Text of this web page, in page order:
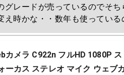
グレードが売っているのでそ
え時かな・・数年も使っている
カメラ C922n フルHD 1080P
ーカス ステレオ マイク ウェブ